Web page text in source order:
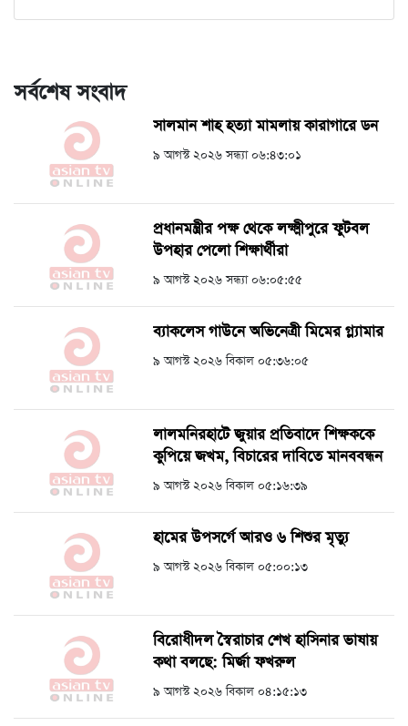
সর্বশেষ সংবাদ
সালমান শাহ হত্যা মামলায় কারাগারে ডন
৯ আগস্ট ২০২৬ সন্ধ্যা ০৬:৪৩:০১
প্রধানমন্ত্রীর পক্ষ থেকে লক্ষ্মীপুরে ফুটবল
উপহার পেলো শিক্ষার্থীরা
৯ আগস্ট ২০২৬ সন্ধ্যা ০৬:০৫:৫৫
ব্যাকলেস গাউনে অভিনেত্রী মিমের গ্ল্যামার
৯ আগস্ট ২০২৬ বিকাল ০৫:৩৬:০৫
লালমনিরহাটে জুয়ার প্রতিবাদে শিক্ষককে
কুপিয়ে জখম, বিচারের দাবিতে মানববন্ধন
৯ আগস্ট ২০২৬ বিকাল ০৫:১৬:৩৯
হামের উপসর্গে আরও ৬ শিশুর মৃত্যু
৯ আগস্ট ২০২৬ বিকাল ০৫:০০:১৩
বিরোধীদল স্বৈরাচার শেখ হাসিনার ভাষায়
কথা বলছে: মির্জা ফখরুল
৯ আগস্ট ২০২৬ বিকাল ০৪:১৫:১৩